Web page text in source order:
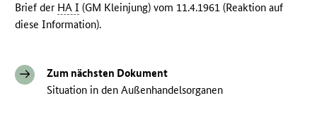
Brief der HA I (GM Kleinjung) vom 11.4.1961 (Reaktion auf
diese Information).
Zum nächsten Dokument
Situation in den Außenhandelsorganen